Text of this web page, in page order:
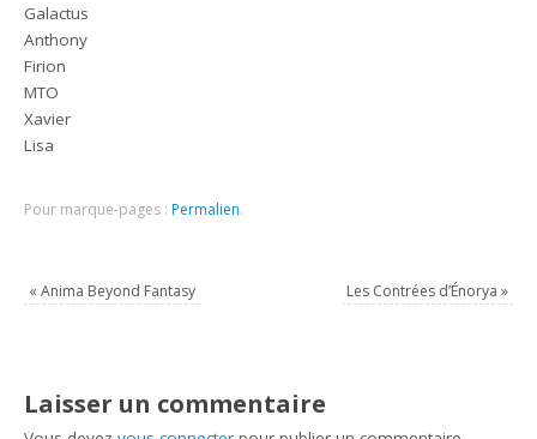
Galactus
Anthony
Firion
MTO
Xavier
Lisa
Pour marque-pages : Permalien.
« Anima Beyond Fantasy Les Contrées d’Énorya »
Laisser un commentaire